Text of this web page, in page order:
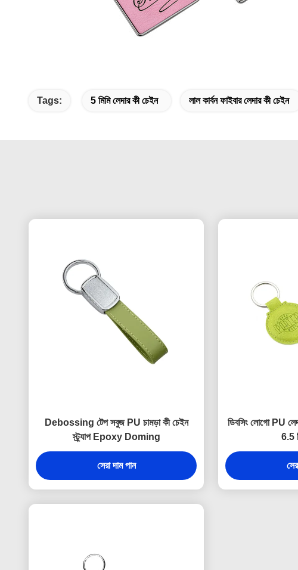
Tags: 5 মিমি লেদার কী চেইন লাল কার্বন ফাইবার লেদার কী চেইন
Debossing টেপ সবুজ PU চামড়া কী চেইন
স্ট্র্যাপ Epoxy Doming
সেরা দাম পান
ডিবসিং লোগো PU
6.5